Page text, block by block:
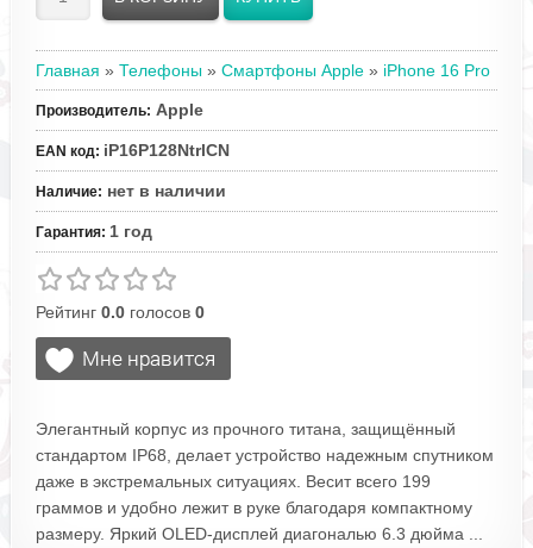
Главная » Телефоны » Смартфоны Apple » iPhone 16 Pro
Производитель: Apple
EAN код: iP16P128NtrlCN
Наличие: нет в наличии
Гарантия: 1 год
Рейтинг 0.0голосов 0
Элегантный корпус из прочного титана, защищённый
стандартом IP68, делает устройство надежным спутником
даже в экстремальных ситуациях. Весит всего 199
граммов и удобно лежит в руке благодаря компактному
размеру. Яркий OLED-дисплей диагональю 6.3 дюйма ...